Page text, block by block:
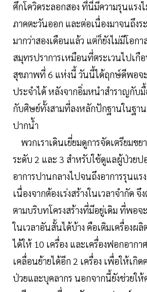
ศึกโควิดระลอกสอง ที่นี่มีความรุนแรง
ภาคตะวันออก และต่อเนื่องมาจนถึง
มากว่าสองเดือนแล้ว แต่ก็ยังไม่มีโอกา
สมุทรปราการเหมือนที่ตระเวนไปเกื
สุขภาพที่ 6 แห่งนี้ วันนี้ได้ฤกษ์ดีพอจ
ประจำได้ หลังจากอิ่มหนำสำราญกับ
กับศิษย์ทั้งสามที่ลงหลักปักฐานในฐา
ปากน้ำ
พวกเราเดินเยี่ยมดูการจัดเตรียมขย
ระดับ 2 และ 3 สำหรับใช้ดูแลผู้ป่วยป
อาการปานกลางไปจนถึงอาการรุนแร
เนื่องจากต้องเร่งสร้างในเวลาจำกัด
ตามบริบทโครงสร้างที่มีอยู่เดิม ที่พอจ
ในเวลาอันสั้นได้บ้าง คือเติมเครื่องผ
ได้ให้ 10 เครื่อง และเครื่องฟอกอาก
เคลื่อนย้ายได้อีก 2 เครื่อง เพื่อให้เกิ
ป่วยและบุคลากร นอกจากนี้ยังช่วยให้